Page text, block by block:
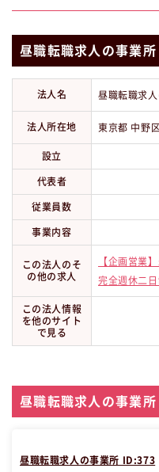
昼職転職求人の事業
法人名 昼職転職求
法人所在地 東京都 中野区
設立
代表者
従業員数
事業内容
この法人のそ
の他の求人
【企画営業
完全週休二日
この法人情報
を他のサイト
で見る
昼職転職求人の事業
昼職転職求人の事業所 ID:373